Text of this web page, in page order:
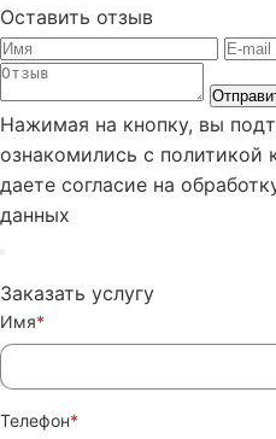
Оставить отзыв
Нажимая на кнопку, вы
ознакомились с политикой
даете согласие на
данных
Заказать услугу
Имя*
Телефон*